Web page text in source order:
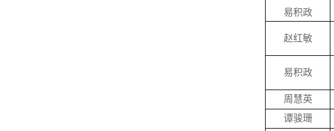
易积政
赵红敏
易积政
周慧英
谭骏珊